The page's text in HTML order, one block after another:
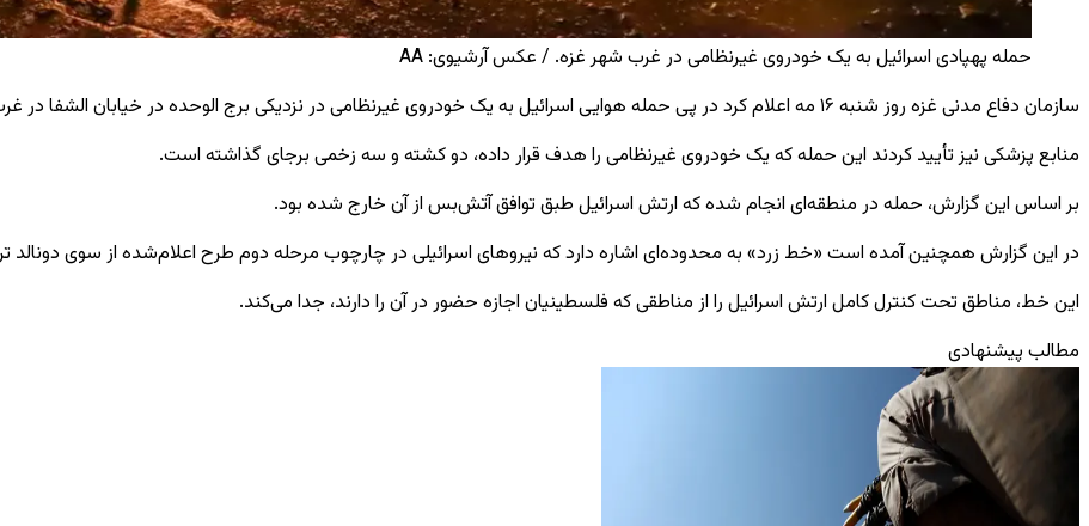
حمله پهپادی اسرائیل به یک خودروی غیرنظامی در غرب شهر غزه. / عکس آرشیوی: AA
سازمان دفاع مدنی غزه روز شنبه ۱۶ مه اعلام کرد در پی حمله هوایی اسرائیل به یک خودروی غیرنظامی در نزدیکی برج الوحده در خیابان الشفا در غرب شهر غزه، دو فلسطینی کشته و سه نفر دیگر زخمی شدند.
منابع پزشکی نیز تأیید کردند این حمله که یک خودروی غیرنظامی را هدف قرار داده، دو کشته و سه زخمی برجای گذاشته است.
بر اساس این گزارش، حمله در منطقه‌ای انجام شده که ارتش اسرائیل طبق توافق آتش‌بس از آن خارج شده بود.
در این گزارش همچنین آمده است «خط زرد» به محدوده‌ای اشاره دارد که نیروهای اسرائیلی در چارچوب مرحله دوم طرح اعلام‌شده از سوی دونالد
این خط، مناطق تحت کنترل کامل ارتش اسرائیل را از مناطقی که فلسطینیان اجازه حضور در آن را دارند، جدا می‌کند.
مطالب پیشنهادی